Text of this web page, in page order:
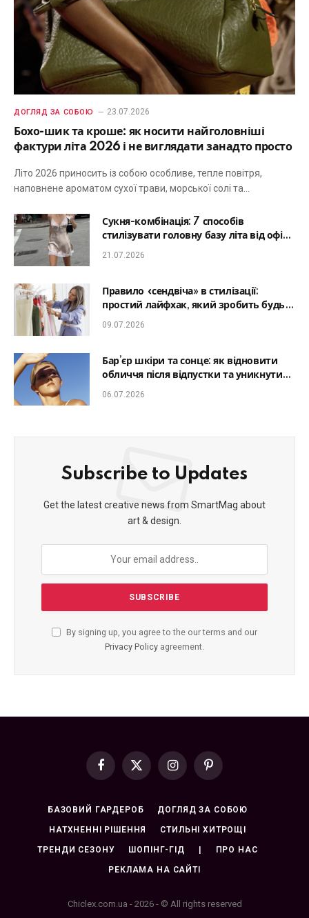
ДОГЛЯД ЗА СОБОЮ 23.07.2026
Бохо-шик та кроше: як носити найголовніші
фактури літа 2026 і не виглядати занадто просто
Літо 2026 приносить із собою особливе, тепле повітря,
наповнене ароматом сухої трави, морської солі та…
Сукня-комбінація: 7 способів
стилізувати головну базу літа від офісу
до романтичної вечері
21.07.2026
Правило «сендвіча» в стилізації:
простий лайфхак, який зробить будь-
який образ гармонійним
09.07.2026
Бар’єр шкіри та сонце: як відновити
обличчя після відпустки та уникнути
фотостаріння
06.07.2026
Subscribe to Updates
Get the latest creative news from SmartMag about
art & design.
By signing up, you agree to the our terms and our
Privacy Policy agreement.
Facebook
X
InstagramPinterest
БАЗОВИЙ ГАРДЕРОБ ДОГЛЯД ЗА СОБОЮ
НАТХНЕННІ РІШЕННЯ СТИЛЬНІ ХИТРОЩІ
ТРЕНДИ СЕЗОНУ ШОПІНГ-ГІД | ПРО НАС
РЕКЛАМА НА САЙТІ
Chiclex.com.ua - 2026 - © All rights reserved